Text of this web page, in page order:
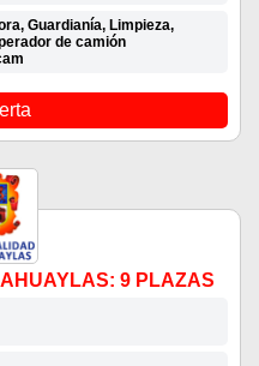
Guardianía, Limpieza,
de camión
9 PLAZAS